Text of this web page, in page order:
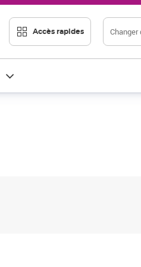
Accès rapides Changer